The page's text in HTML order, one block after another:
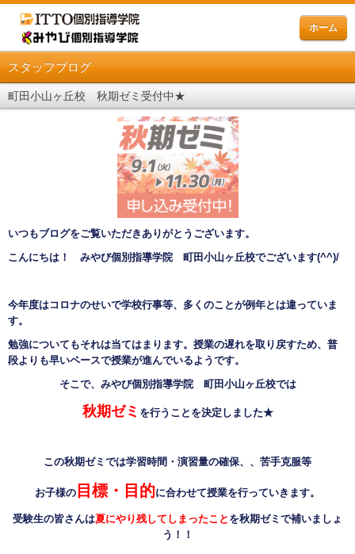
ホーム
スタッフブログ
町田小山ヶ丘校 秋期ゼミ受付中★
いつもブログをご覧いただきありがとうございます。
こんにちは！ みやび個別指導学院 町田小山ヶ丘校でございます(^^)/
今年度はコロナのせいで学校行事等、多くのことが例年とは違っていま
す。
勉強についてもそれは当てはまります。授業の遅れを取り戻すため、 普
段よりも早いペースで授業が進んでいるようです。
そこで、みやび個別指導学院 町田小山ヶ丘校では
秋期ゼミ を行うことを決定しました★
この秋期ゼミでは学習時間・演習量の確保、、苦手克服等
お子様の 目標・目的に合わせて授業を行っていきます。
受験生の皆さんは夏にやり残してしまったこと を秋期ゼミで補いましょ
う！！